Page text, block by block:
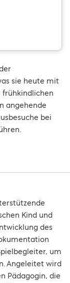
sie heute mit
frühkindlichen
angehende
bei
Kind und
des
um
Angeleitet wird
Pädagogin, die